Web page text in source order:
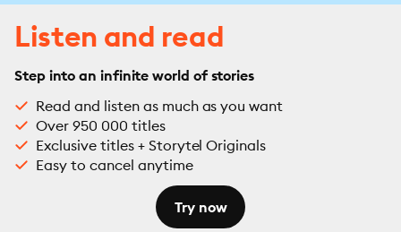
Listen and read
Step into an infinite world of stories
Read and listen as much as you want
Over 950 000 titles
Exclusive titles + Storytel Originals
Easy to cancel anytime
Try now